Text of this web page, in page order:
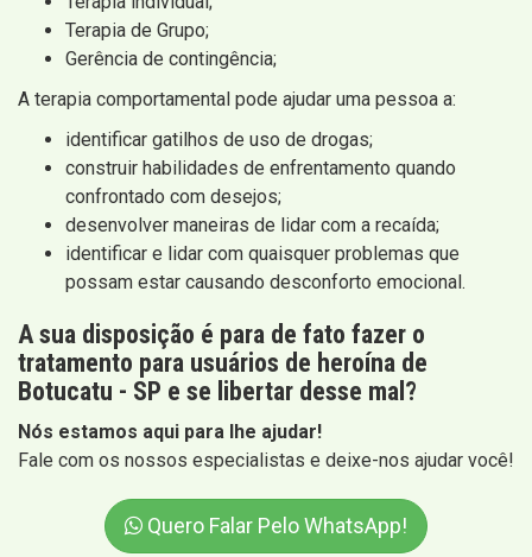
Terapia de Grupo;
Gerência de contingência;
A terapia comportamental pode ajudar uma pessoa a:
identificar gatilhos de uso de drogas;
construir habilidades de enfrentamento quando
confrontado com desejos;
desenvolver maneiras de lidar com a recaída;
identificar e lidar com quaisquer problemas que
possam estar causando desconforto emocional.
A sua disposição é para de fato fazer o
tratamento para usuários de heroína de
Botucatu - SP e se libertar desse mal?
Nós estamos aqui para lhe ajudar!
Fale com os nossos especialistas e deixe-nos ajudar você!
Quero Falar Pelo WhatsApp!